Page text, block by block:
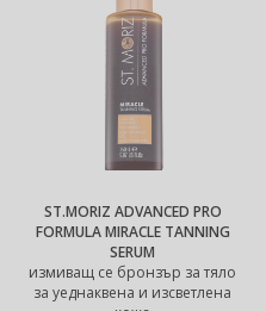
ST.MORIZ ADVANCED PRO
FORMULA MIRACLE TANNING
SERUM
измиващ се бронзър за тяло
за уеднаквена и изсветлена